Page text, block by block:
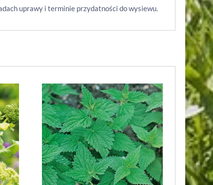
uprawy i terminie przydatności do wysiewu.